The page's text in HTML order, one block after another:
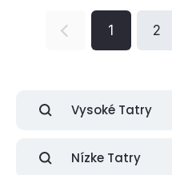
1 2
Vysoké Tatry
Nízke Tatry